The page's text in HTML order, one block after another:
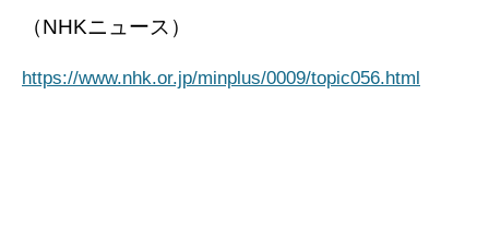
（NHKニュース）
https://www.nhk.or.jp/minplus/0009/topic056.html